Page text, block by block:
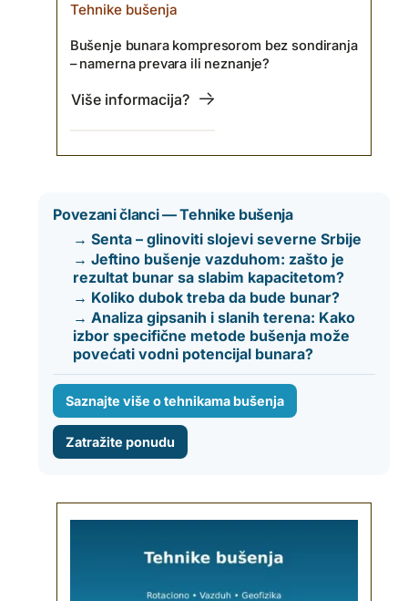
Tehnike bušenja
Bušenje bunara kompresorom bez sondiranja
– namerna prevara ili neznanje?
Više informacija?
Povezani članci — Tehnike bušenja
→ Senta – glinoviti slojevi severne Srbije
→ Jeftino bušenje vazduhom: zašto je
rezultat bunar sa slabim kapacitetom?
→ Koliko dubok treba da bude bunar?
→ Analiza gipsanih i slanih terena: Kako
izbor specifične metode bušenja može
povećati vodni potencijal bunara?
Saznajte više o tehnikama bušenja
Zatražite ponudu